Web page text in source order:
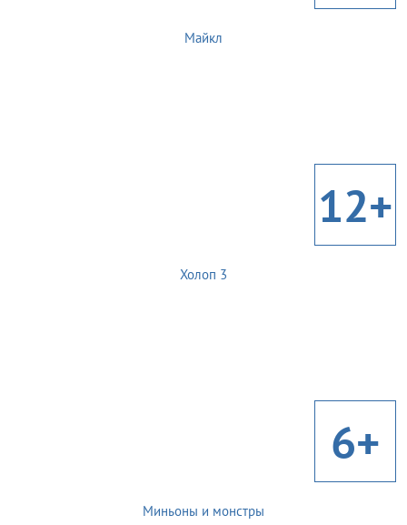
Майкл
12+
Холоп 3
6+
Миньоны и монстры